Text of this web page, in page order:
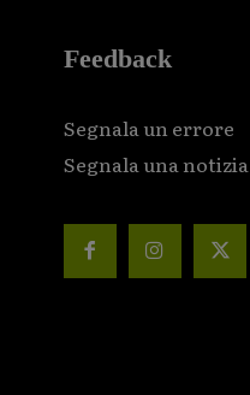
Feedback
Segnala un errore
Segnala una notizia